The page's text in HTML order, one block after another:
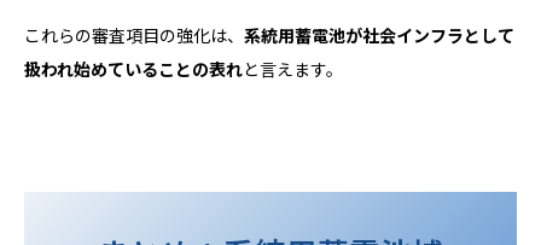
これらの審査項目の強化は、 系統用蓄電池が社会インフラとして
扱われ始めていることの表れと言えます。